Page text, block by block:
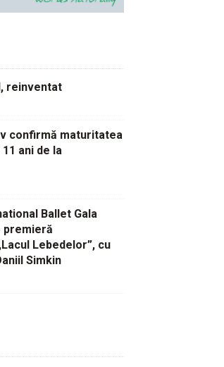
reinventat
confirmă maturitatea
ani de la
Ballet Gala
premieră
Lebedelor”, cu
Simkin